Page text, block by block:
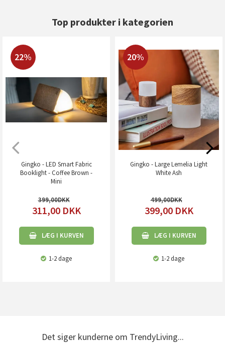
Top produkter i kategorien
22%
Gingko - LED Smart Fabric
Booklight - Coffee Brown -
Mini
399,00
311,00 DKK
LÆG I KURVEN
1-2 dage
20%
Gingko - Large Lemelia Light
White Ash
499,00
399,00 DKK
LÆG I KURVEN
1-2 dage
Det siger kunderne om TrendyLiving...